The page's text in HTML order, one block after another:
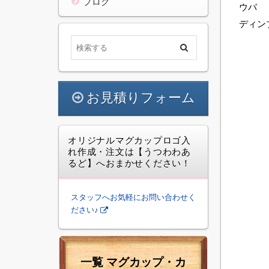
ウバ
ディン
お見積りフォーム
オリジナルマグカップロゴ入
れ作成・注文は【うつわわあ
るど】へおまかせください！
スタッフへお気軽にお問い合わせく
ださい♪
一覧 マグカップ・カ